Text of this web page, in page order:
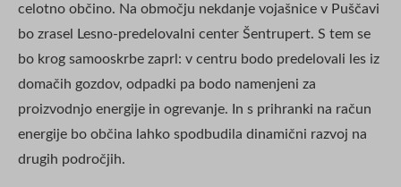
celotno občino. Na območju nekdanje vojašnice v Puščavi
bo zrasel Lesno-predelovalni center Šentrupert. S tem se
bo krog samooskrbe zaprl: v centru bodo predelovali les iz
domačih gozdov, odpadki pa bodo namenjeni za
proizvodnjo energije in ogrevanje. In s prihranki na račun
energije bo občina lahko spodbudila dinamični razvoj na
drugih področjih.